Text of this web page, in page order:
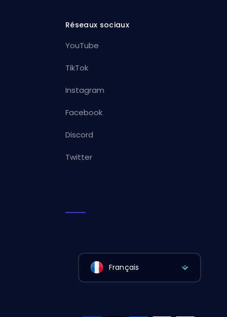
Réseaux sociaux
YouTube
TikTok
Instagram
Facebook
Discord
Twitter
Français